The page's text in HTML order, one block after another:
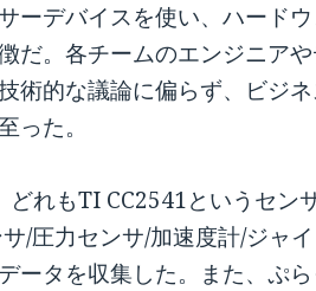
ーデバイスを使い、ハード
だ。各チームのエンジニア
術的な議論に偏らず、ビジ
った。
れもTI CC2541というセン
/圧力センサ/加速度計/ジャ
ータを収集した。また、ぷ